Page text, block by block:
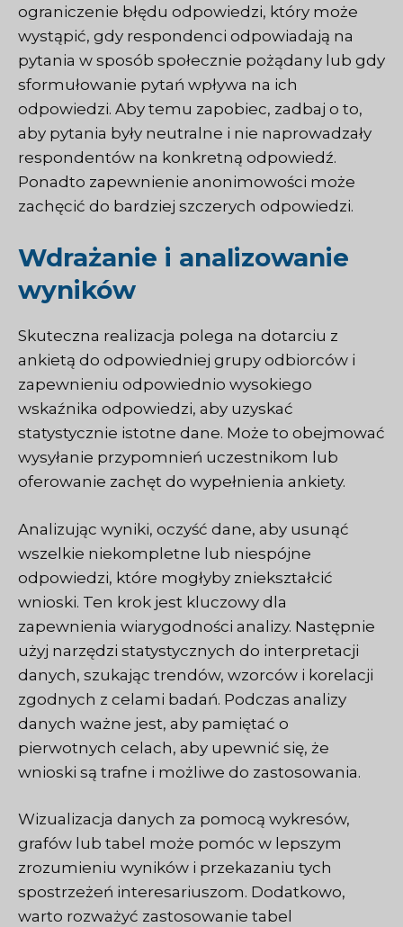
ograniczenie błędu odpowiedzi, który może
wystąpić, gdy respondenci odpowiadają na
pytania w sposób społecznie pożądany lub gdy
sformułowanie pytań wpływa na ich
odpowiedzi. Aby temu zapobiec, zadbaj o to,
aby pytania były neutralne i nie naprowadzały
respondentów na konkretną odpowiedź.
Ponadto zapewnienie anonimowości może
zachęcić do bardziej szczerych odpowiedzi.
Wdrażanie i analizowanie
wyników
Skuteczna realizacja polega na dotarciu z
ankietą do odpowiedniej grupy odbiorców i
zapewnieniu odpowiednio wysokiego
wskaźnika odpowiedzi, aby uzyskać
statystycznie istotne dane. Może to obejmować
wysyłanie przypomnień uczestnikom lub
oferowanie zachęt do wypełnienia ankiety.
Analizując wyniki, oczyść dane, aby usunąć
wszelkie niekompletne lub niespójne
odpowiedzi, które mogłyby zniekształcić
wnioski. Ten krok jest kluczowy dla
zapewnienia wiarygodności analizy. Następnie
użyj narzędzi statystycznych do interpretacji
danych, szukając trendów, wzorców i korelacji
zgodnych z celami badań. Podczas analizy
danych ważne jest, aby pamiętać o
pierwotnych celach, aby upewnić się, że
wnioski są trafne i możliwe do zastosowania.
Wizualizacja danych za pomocą wykresów,
grafów lub tabel może pomóc w lepszym
zrozumieniu wyników i przekazaniu tych
spostrzeżeń interesariuszom. Dodatkowo,
warto rozważyć zastosowanie tabel